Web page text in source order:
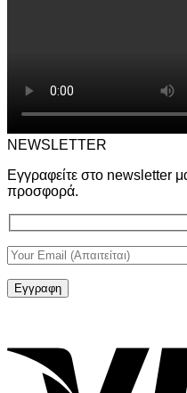
NEWSLETTER
Εγγραφείτε στο newsletter
προσφορά.